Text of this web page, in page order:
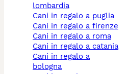
lombardia
cani in regalo a puglia
cani in regalo a firenze
cani in regalo a roma
cani in regalo a catania
cani in regalo a
bologna